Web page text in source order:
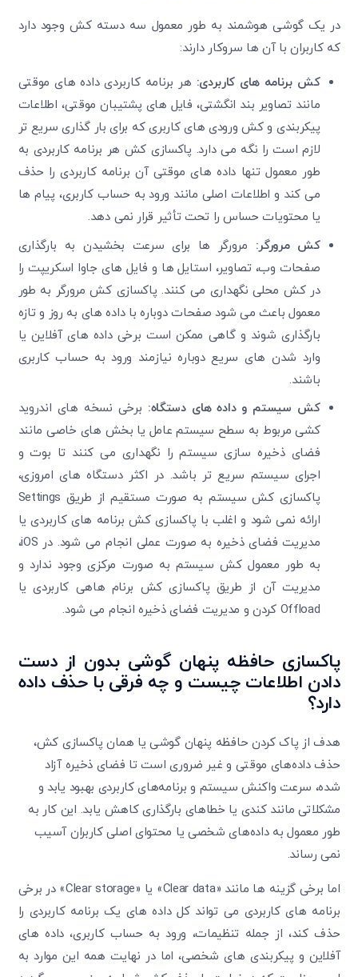
در یک گوشی هوشمند به طور معمول سه دسته کش وجود دارد
که کاربران با آن ها سروکار دارند:
کش برنامه های کاربردی: هر برنامه کاربردی داده ‌های موقتی
مانند تصاویر بند انگشتی، فایل‌ های پشتیبان موقتی، اطلاعات
پیکربندی و کش ورودی ‌های کاربری که برای بار گذاری سریع‌ تر
لازم است را نگه می‌ دارد. پاکسازی کش هر برنامه کاربردی به
طور معمول تنها داده‌ های موقتی آن برنامه کاربردی را حذف
می ‌کند و اطلاعات اصلی مانند ورود به حساب کاربری، پیام‌ ها
یا محتویات حساس را تحت تأثیر قرار نمی ‌دهد.
کش مرورگر: مرورگر ها برای سرعت‌ بخشیدن به بارگذاری
صفحات وب، تصاویر، استایل ‌ها و فایل‌ های جاوا اسکریپت را
در کش محلی نگهداری می ‌کنند. پاکسازی کش مرورگر به طور
معمول باعث می ‌شود صفحات دوباره با داده‌ های به ‌روز و تازه
بارگذاری شوند و گاهی ممکن است برخی داده‌ های آفلاین یا
وارد شدن ‌های سریع دوباره نیازمند ورود به حساب کاربری
باشند.
کش سیستم و داده ‌های دستگاه: برخی نسخه‌ های اندروید
کشی مربوط به سطح سیستم‌ عامل یا بخش‌ های خاصی مانند
فضای ذخیره‌ سازی سیستم را نگهداری می ‌کنند تا بوت و
اجرای سیستم سریع ‌تر باشد. در اکثر دستگاه ‌های امروزی،
پاکسازی کش سیستم به صورت مستقیم از طریق Settings
ارائه نمی ‌شود و اغلب با پاکسازی کش برنامه های کاربردی یا
مدیریت فضای ذخیره به صورت عملی انجام می ‌شود. در iOS،
به طور معمول کش سیستم به صورت مرکزی وجود ندارد و
مدیریت آن از طریق پاکسازی کش برنام هاهی کاربردی یا
Offload کردن و مدیریت فضای ذخیره انجام می‌ شود.
پاکسازی حافظه پنهان گوشی بدون از دست
دادن اطلاعات چیست و چه فرقی با حذف داده
دارد؟
هدف از پاک کردن حافظه پنهان گوشی یا همان پاکسازی کش،
حذف داده‌های موقتی و غیر ضروری است تا فضای ذخیره آزاد
شده، سرعت واکنش سیستم و برنامه‌های کاربردی بهبود یابد و
مشکلاتی مانند کندی یا خطاهای بارگذاری کاهش یابد. این کار به
طور معمول به داده‌های شخصی یا محتوای اصلی کاربران آسیب
نمی‌ رساند.
اما برخی گزینه ‌ها مانند «Clear data» یا «Clear storage» در برخی
برنامه های کاربردی می ‌تواند کل داده ‌های یک برنامه کاربردی را
حذف کند، از جمله تنظیمات، ورود به حساب کاربری، داده ‌های
آفلاین و پیکربندی ‌های شخصی، اما در نهایت همه این موارد به